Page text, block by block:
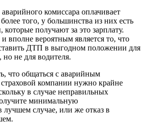
комиссара оплачивает
того, у большинства из них есть
получают за это зарплату.
вполне вероятным является то, что
ДТП в выгодном положении для
не для водителя.
что общаться с аварийным
компании нужно крайне
в случае неправильных
минимальную
случае, или же отказ в